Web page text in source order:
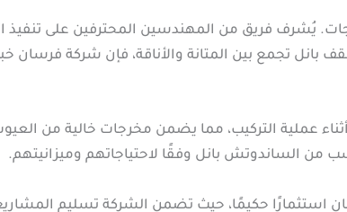
يُشرف فريق من المهندسين المحترفين على
تجمع بين المتانة والأناقة، فإن شركة فرسان
عملية التركيب، مما يضمن مخرجات خالية من
من الساندوتش بانل وفقًا لاحتياجاتهم وميزانيتهم.
استثمارًا حكيمًا، حيث تضمن الشركة تسليم